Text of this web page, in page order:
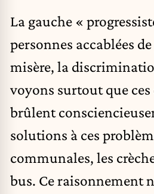
La gauche «
personnes accablées
misère, la
voyons surtout que
brûlent
solutions à ces
communales, les
bus. Ce raisonnement